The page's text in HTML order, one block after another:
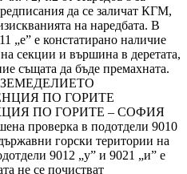
да се заличат КГМ,
на наредбата. В
„е” е констатирано наличие
секции и вършина в деретата,
същата да бъде премахната.
ПО ГОРИТЕ
ПО ГОРИТЕ – СОФИЯ
проверка в подотдели 9010
горски територии на
9012 „у” и 9021 „и” е
не се почистват